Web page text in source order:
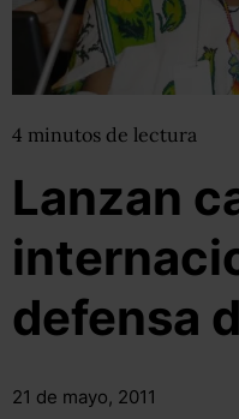
4 minutos de lectura
Lanzan
defensa
21 de mayo, 2011